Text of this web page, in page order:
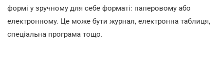
формі у зручному для себе форматі: паперовому або
електронному. Це може бути журнал, електронна таблиця,
спеціальна програма тощо.